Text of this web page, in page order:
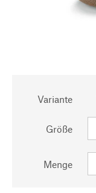
Variante
Größe
Menge